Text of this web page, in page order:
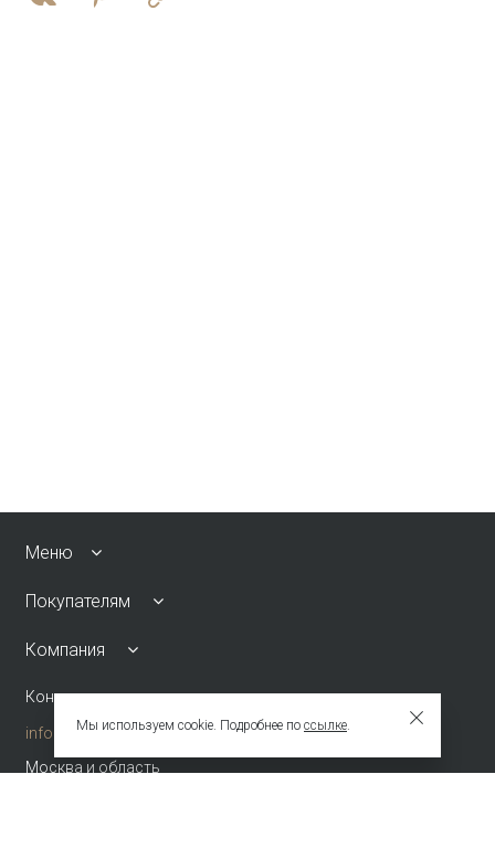
Меню
Покупателям
Компания
Контакты
info@emkafashion.ru
Москва и область
Мы используем cookie. Подробнее по ссылке